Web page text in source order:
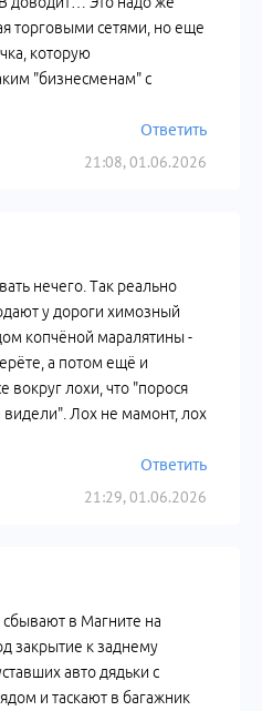
21:08, 01.06.2026
торговыми сетями, но еще
которую
"бизнесменам" с
Ответить
21:29, 01.06.2026
нечего. Так реально
у дороги химозный
копчёной маралятины -
а потом ещё и
вокруг лохи, что "порося
Лох не мамонт, лох
Ответить
сбывают в Магните на
закрытие к заднему
авто дядьки с
и таскают в багажник